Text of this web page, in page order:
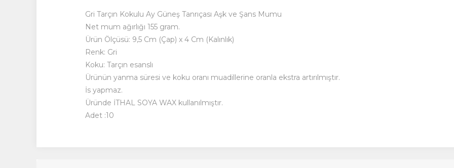
Gri Tarçın Kokulu Ay Güneş Tanrıçası Aşk ve Şans Mumu
Net mum ağırlığı 155 gram.
Ürün Ölçüsü: 9,5 Cm (Çap) x 4 Cm (Kalınlık)
Renk: Gri
Koku: Tarçın esanslı
Ürünün yanma süresi ve koku oranı muadillerine oranla ekstra artırılmıştır.
İs yapmaz.
Üründe İTHAL SOYA WAX kullanılmıştır.
Adet :10